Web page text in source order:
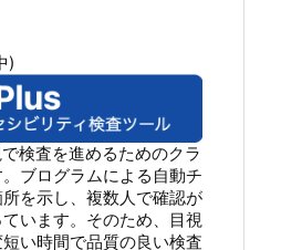
)
検査を進めるためのクラ
ブログラムによる自動チ
を示し、複数人で確認が
います。そのため、目視
い時間で品質の良い検査